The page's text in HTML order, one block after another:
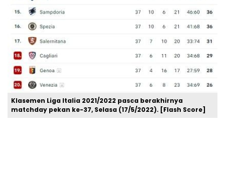
Klasemen Liga Italia 2021/2022 pasca berakhirnya
matchday pekan ke-37, Selasa (17/5/2022). [Flash Score]